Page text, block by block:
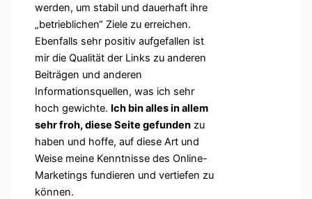
werden, um stabil und dauerhaft ihre
„betrieblichen“ Ziele zu erreichen.
Ebenfalls sehr positiv aufgefallen ist
mir die Qualität der Links zu anderen
Beiträgen und anderen
Informationsquellen, was ich sehr
hoch gewichte. Ich bin alles in allem
sehr froh, diese Seite gefunden zu
haben und hoffe, auf diese Art und
Weise meine Kenntnisse des Online-
Marketings fundieren und vertiefen zu
können.